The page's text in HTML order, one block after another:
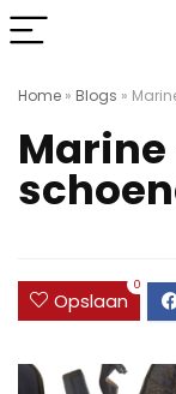
Home » Blogs »
Opslaan
0